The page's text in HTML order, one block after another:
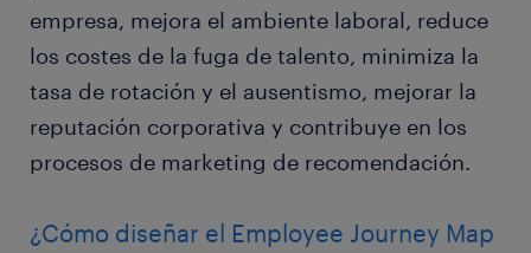
empresa, mejora el ambiente laboral, reduce
los costes de la fuga de talento, minimiza la
tasa de rotación y el ausentismo, mejorar la
reputación corporativa y contribuye en los
procesos de marketing de recomendación.
¿Cómo diseñar el Employee Journey Map